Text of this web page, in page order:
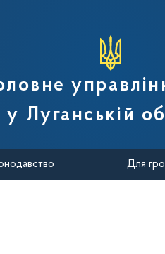
у Луганській
Для